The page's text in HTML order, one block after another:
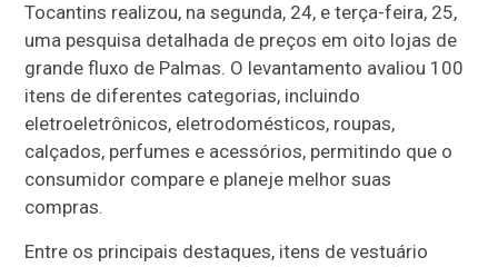
Tocantins realizou, na segunda, 24, e terça-feira, 25,
uma pesquisa detalhada de preços em oito lojas de
grande fluxo de Palmas. O levantamento avaliou 100
itens de diferentes categorias, incluindo
eletroeletrônicos, eletrodomésticos, roupas,
calçados, perfumes e acessórios, permitindo que o
consumidor compare e planeje melhor suas
compras.
Entre os principais destaques, itens de vestuário